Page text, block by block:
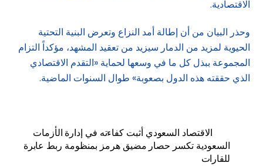
الاقتصادية.
وحذر البيان من أن إطالة أمد النزاع وتعرض البنية التحتية
الحيوية لمزيد من الدمار سيزيد من تعقيد المشهد، مؤكداً التزام
المجموعة ببذل كل ما في وسعها لحماية «التقدم الاقتصادي
الذي حققته هذه الدول بصعوبة» طوال السنوات الماضية.
الاقتصاد السعودي أثبت كفاءته في إدارة الأزمات
السعودية تكسر حصار مضيق هرمز بمنظومة ربط عابرة
للقارات